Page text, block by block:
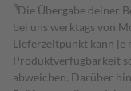
3Die Übergabe deiner
bei uns werktags von
Lieferzeitpunkt kann je
Produktverfügbarkeit
abweichen. Darüber